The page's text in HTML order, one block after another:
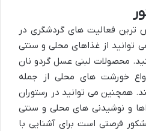
فعالیت های گردشگری در
توانید از غذاهای محلی و سنتی
محصولات لبنی عسل گردو نان
خورشت های محلی از جمله
همچنین می توانید در رستوران
و نوشیدنی های محلی و سنتی
فرصتی است برای آشنایی با